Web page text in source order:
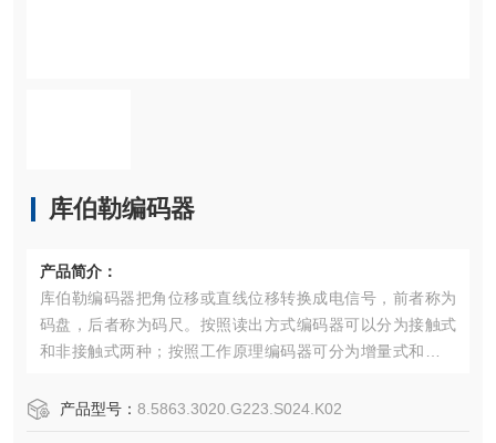
库伯勒编码器
产品简介：
库伯勒编码器把角位移或直线位移转换成电信号，前者称为
码盘，后者称为码尺。按照读出方式编码器可以分为接触式
和非接触式两种；按照工作原理编码器可分为增量式和式两
个电信号转变成计数脉冲，用脉冲的个数表示位移的大小。
产品型号： 8.5863.3020.G223.S024.K02